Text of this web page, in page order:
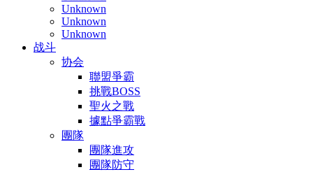
Unknown
Unknown
Unknown
战斗
协会
聯盟爭霸
挑戰BOSS
聖火之戰
據點爭霸戰
團隊
團隊進攻
團隊防守